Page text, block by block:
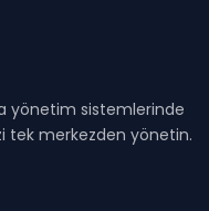
yönetim sistemlerinde
tek merkezden yönetin.